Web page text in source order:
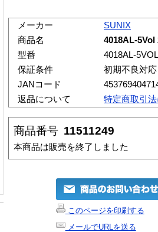
メーカー
SUNIX
商品名
4018AL-5Vol
型番
4018AL-5VOL
保証条件
初期不良対
JANコード
返品について
特定商取引
商品番号 11511249
本商品は販売を終了しました
このページを印刷する
メールでURLを送る